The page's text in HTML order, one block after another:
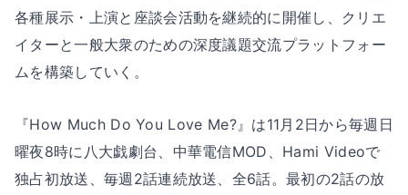
各種展示・上演と座談会活動を継続的に開催し、クリエ
イターと一般大衆のための深度議題交流プラットフォー
ムを構築していく。
『How Much Do You Love Me?』は11月2日から毎週日
曜夜8時に八大戯劇台、中華電信MOD、Hami Videoで
独占初放送、毎週2話連続放送、全6話。最初の2話の放